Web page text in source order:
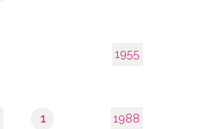
1955
1988
1